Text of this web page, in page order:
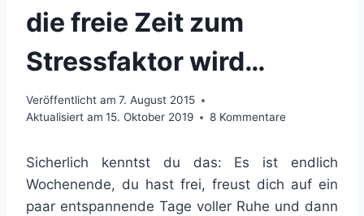
die freie Zeit zum
Stressfaktor wird…
Veröffentlicht am 7. August 2015
Aktualisiert am 15. Oktober 2019 8 Kommentare
Sicherlich kenntst du das: Es ist endlich
Wochenende, du hast frei, freust dich auf ein
paar entspannende Tage voller Ruhe und dann